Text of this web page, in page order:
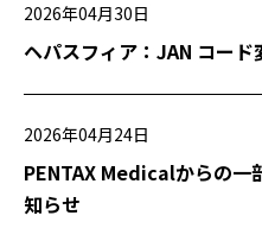
2026年04月30日
ヘパスフィア：JAN コード
2026年04月24日
PENTAX Medicalからの一
知らせ